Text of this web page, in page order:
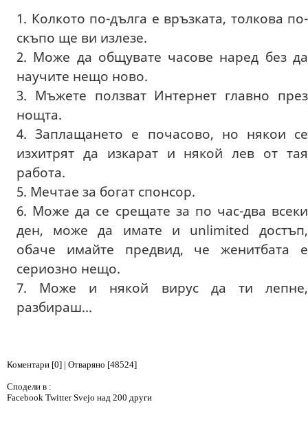
1. Колкото по-дълга е връзката, толкова по-
скъпо ще ви излезе.
2. Може да общувате часове наред без да
научите нещо ново.
3. Мъжете ползват Интернет главно през
нощта.
4. Заплащането е почасово, но някои се
изхитрят да изкарат и някой лев от тая
работа.
5. Мечтае за богат спонсор.
6. Може да се срещате за по час-два всеки
ден, може да имате и unlimited достъп,
обаче имайте предвид, че женитбата е
сериозно нещо.
7. Може и някой вирус да ти лепне,
разбираш...
Коментари [0] | Отваряно [48524]
Сподели в :
Facebook TwitterSvejo над 200 други